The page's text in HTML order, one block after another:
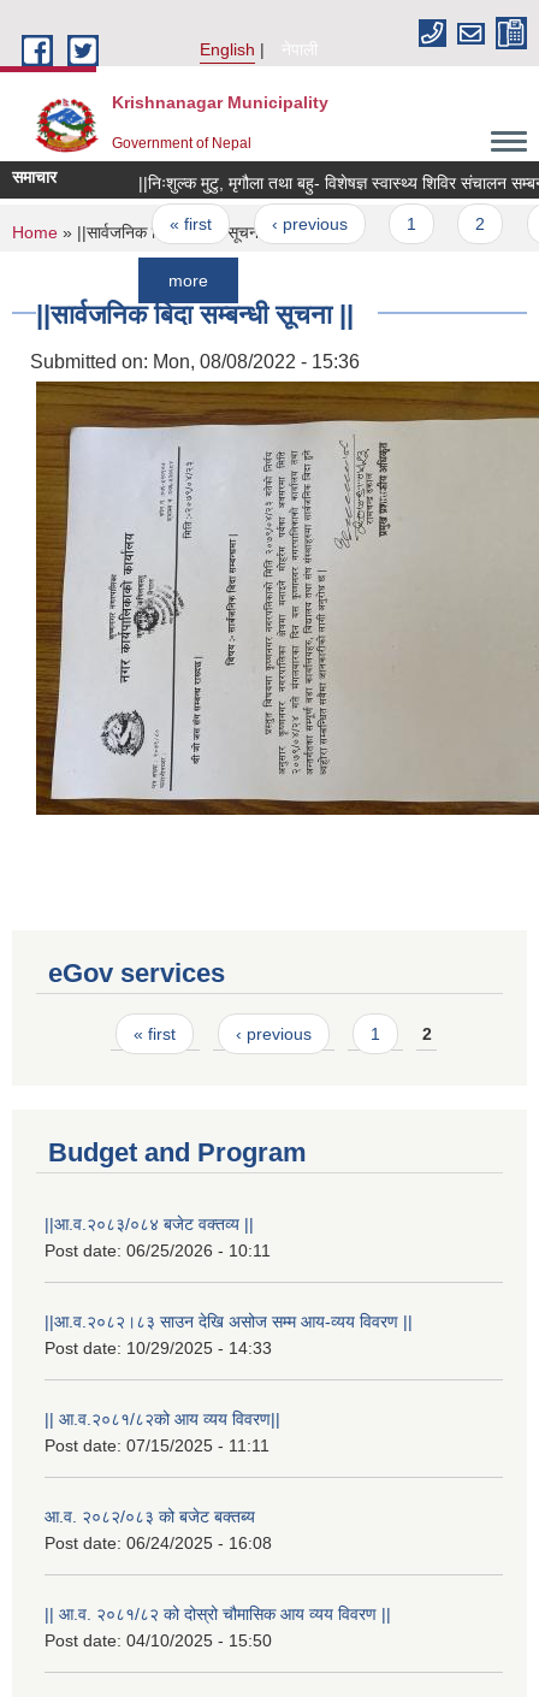
English
नेपाली
Krishnanagar Municipality
Government of Nepal
समाचार ||निःशुल्क मुटु, मृगौला तथा बहु- विशेषज्ञ स्वास्थ्य शिविर संचालन सम्बन्धी
Pages
« first ‹ previous
You are here
Home » ||सार्वजनिक बिदा सम्बन्धी सूचना ||
||सार्वजनिक बिदा सम्बन्धी सूचना ||
Submitted on: Mon, 08/08/2022 - 15:36
eGov services
Pages« first ‹ previous 1 2
Budget and Program
||आ.व.२०८३/०८४ बजेट वक्तव्य ||
Post date: 06/25/2026 - 10:11
||आ.व.२०८२।८३ साउन देखि असोज सम्म आय-व्यय विवरण ||
Post date: 10/29/2025 - 14:33
|| आ.व.२०८१/८२को आय व्यय विवरण||
Post date: 07/15/2025 - 11:11
आ.व. २०८२/०८३ को बजेट बक्तब्य
Post date: 06/24/2025 - 16:08
|| आ.व. २०८१/८२ को दोस्रो चौमासिक आय व्यय विवरण ||
Post date: 04/10/2025 - 15:50